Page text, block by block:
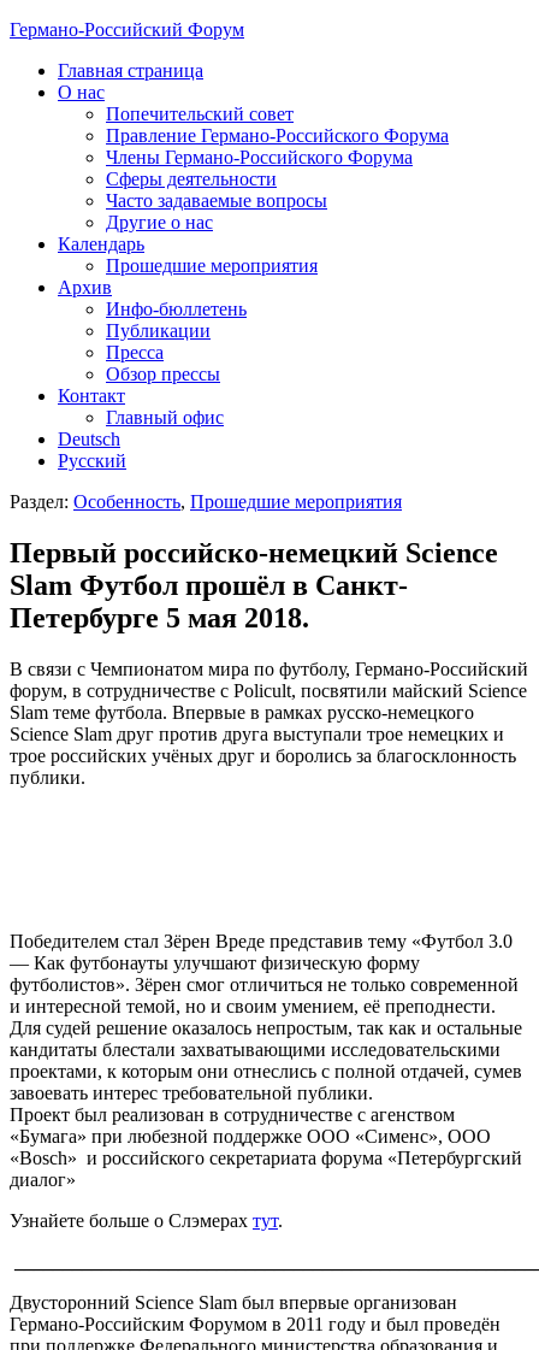
Германо-Российский Форум
Главная страница
О нас
Попечительский совет
Правление Германо-Российского Форума
Члены Германо-Российского Форума
Сферы деятельности
Часто задаваемые вопросы
Другие о нас
Календарь
Прошедшие мероприятия
Архив
Инфо-бюллетень
Публикации
Пресса
Обзор прессы
Контакт
Главный офис
Deutsch
Русский
Раздел: Особенность, Прошедшие мероприятия
Первый российско-немецкий Science
Slam Футбол прошёл в Санкт-
Петербурге 5 мая 2018.
В связи с Чемпионатом мира по футболу, Германо-Российский
форум, в сотрудничестве с Policult, посвятили майский Science
Slam теме футбола. Впервые в рамках русско-немецкого
Science Slam друг против друга выступали трое немецких и
трое российских учёных друг и боролись за благосклонность
публики.
Победителем стал Зёрен Вреде представив тему «Футбол 3.0
— Как футбонауты улучшают физическую форму
футболистов». Зёрен смог отличиться не только современной
и интересной темой, но и своим умением, её преподнести.
Для судей решение оказалось непростым, так как и остальные
кандитаты блестали захватывающими исследовательскими
проектами, к которым они отнеслись с полной отдачей, сумев
завоевать интерес требовательной публики.
Проект был реализован в сотрудничестве с агенством
«Бумага» при любезной поддержке OOO «Сименс», ООО
«Bosch» и российского секретариата форума «Петербургский
диалог»
Узнайете больше о Слэмерах тут.
Двусторонний Science Slam был впервые организован
Германо-Российским Форумом в 2011 году и был проведён
при поддержке Федерального министерства образования и